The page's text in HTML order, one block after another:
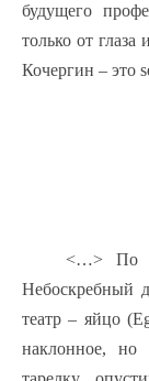
будущего
только от
Кочергин – это
<…> По
Небоскребный
театр – яйцо
наклонное,